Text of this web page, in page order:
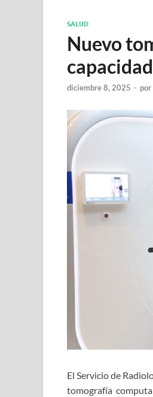
SALUD
Nuevo
diciembre 8, 2025 - por
El Servicio de
tomografía